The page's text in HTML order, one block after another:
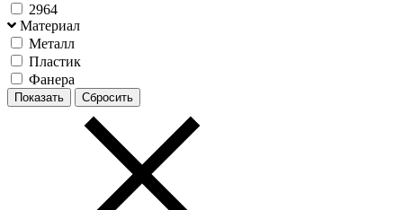
2964
Материал
Металл
Пластик
Фанера